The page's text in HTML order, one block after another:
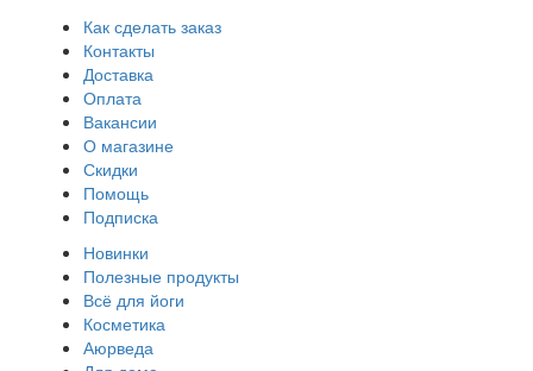
Как сделать заказ
Контакты
Доставка
Оплата
Вакансии
О магазине
Скидки
Помощь
Подписка
Новинки
Полезные продукты
Всё для йоги
Косметика
Аюрведа